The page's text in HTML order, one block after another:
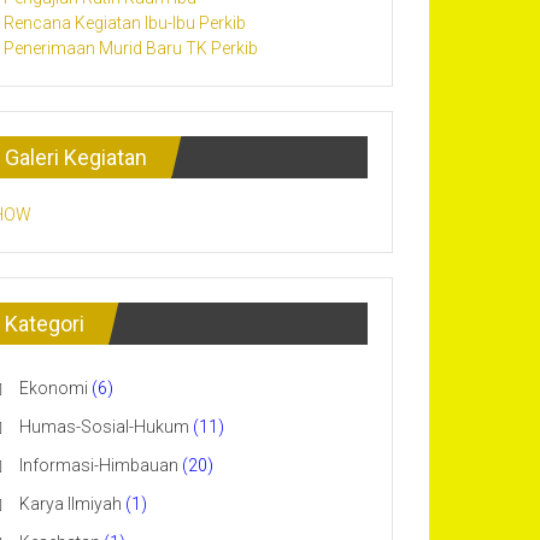
Rencana Kegiatan Ibu-Ibu Perkib
Penerimaan Murid Baru TK Perkib
Galeri Kegiatan
Kategori
Ekonomi (6)
Humas-Sosial-Hukum (11)
Informasi-Himbauan (20)
Karya Ilmiyah (1)